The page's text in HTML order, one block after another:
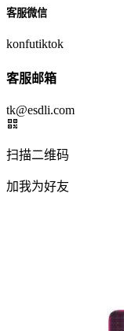
客服微信
konfutiktok
客服邮箱
tk@esdli.com
扫描二维码
加我为好友